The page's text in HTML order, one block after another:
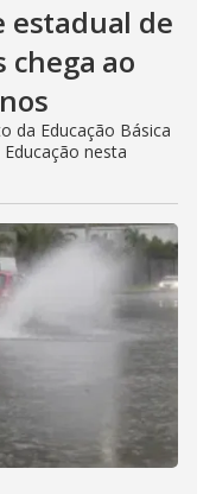
estadual de
chega ao
da Educação Básica
nesta